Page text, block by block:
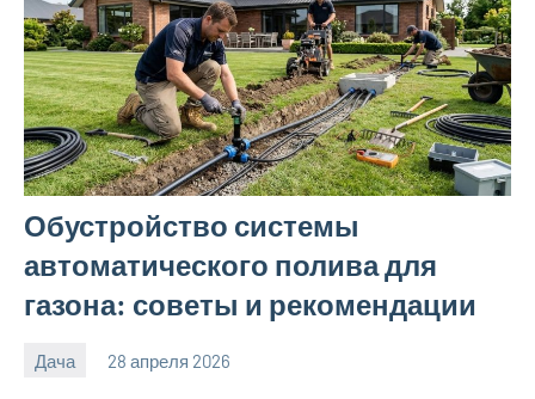
Обустройство системы
автоматического полива для
газона: советы и рекомендации
Дача 28 апреля 2026
calvinken_co